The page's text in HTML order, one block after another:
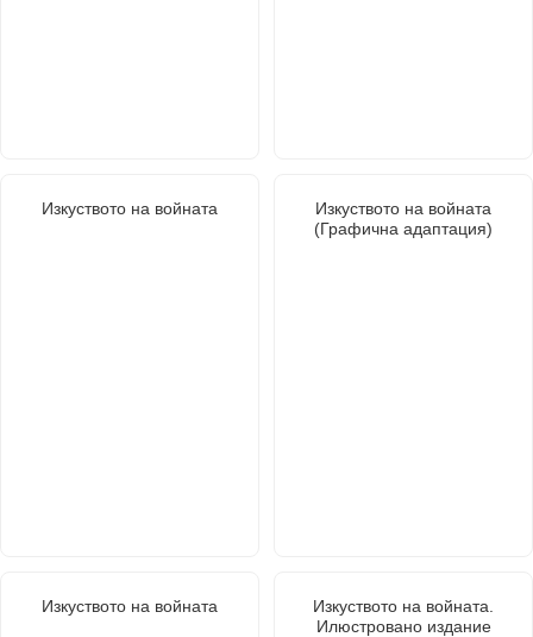
Изкуството на войната
Изкуството на войната
(Графична адаптация)
Изкуството на войната
Изкуството на войната.
Илюстровано издание